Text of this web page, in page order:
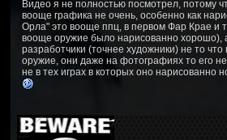
Видео я не полностью посмотрел, потому
вооще графика не очень, особенно как
Орла" это вооще ппц, в первом Фар Крае и
вооще оружие было нарисованно хорошо),
разработчики (точнее художники) не то что
оружие, они даже на фотографиях то его не
не в тех играх в которых оно нарисованно